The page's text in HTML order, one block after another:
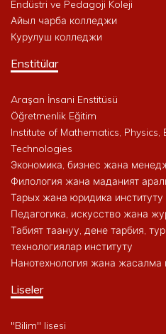
Endüstri ve Pedagoji Koleji
Айыл чарба колледжи
Курулуш колледжи
Enstitülar
Araşan İnsani Enstitüsü
Öğretmenlik Eğitim
Institute of Mathematics,
Technologies
Экономика, бизнес жана
Филология жана маданият
Тарых жана юридика институту
Педагогика, искусство жана
Табият таануу, дене тарбия,
технологиялар институту
Нанотехнология жана жасалма
Liseler
"Bilim" lisesi